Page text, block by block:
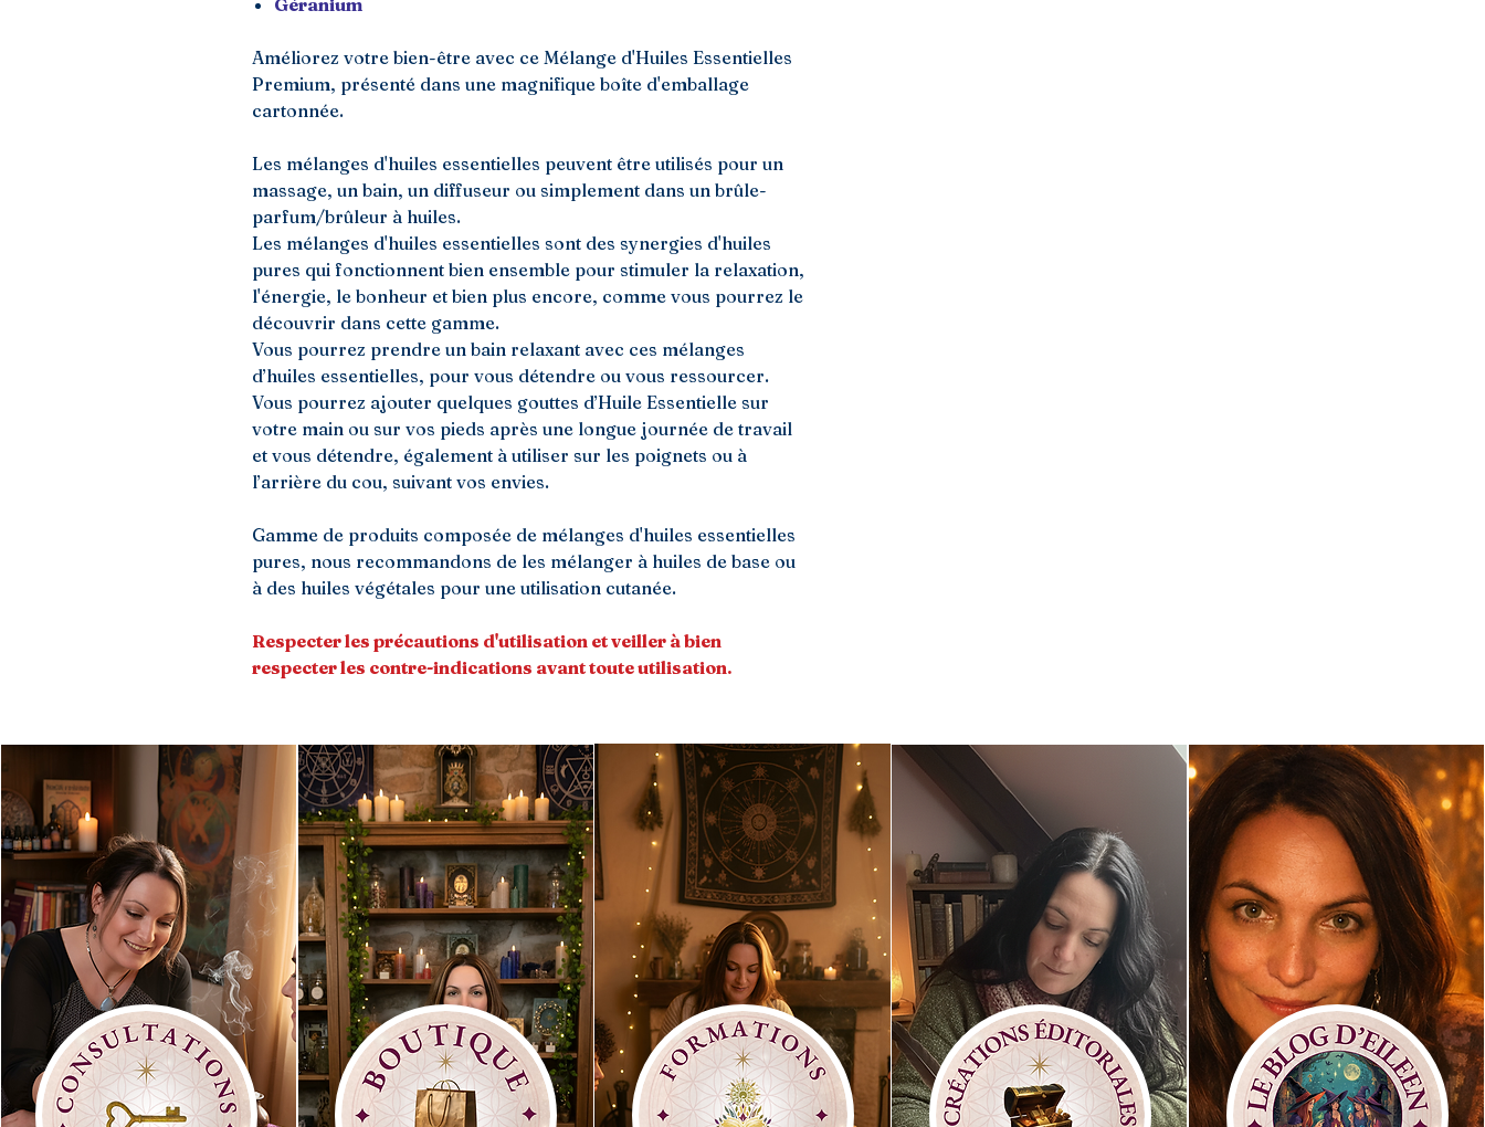
Géranium
Améliorez votre bien-être avec ce Mélange d'Huiles Essentielles
Premium, présenté dans une magnifique boîte d'emballage
cartonnée.
Les mélanges d'huiles essentielles peuvent être utilisés pour un
massage, un bain, un diffuseur ou simplement dans un brûle-
parfum/brûleur à huiles.
Les mélanges d'huiles essentielles sont des synergies d'huiles
pures qui fonctionnent bien ensemble pour stimuler la relaxation,
l'énergie, le bonheur et bien plus encore, comme vous pourrez le
découvrir dans cette gamme.
Vous pourrez prendre un bain relaxant avec ces mélanges
d’huiles essentielles, pour vous détendre ou vous ressourcer.
Vous pourrez ajouter quelques gouttes d’Huile Essentielle sur
votre main ou sur vos pieds après une longue journée de travail
et vous détendre, également à utiliser sur les poignets ou à
l’arrière du cou, suivant vos envies.
Gamme de produits composée de mélanges d'huiles essentielles
pures, nous recommandons de les mélanger à huiles de base ou
à des huiles végétales pour une utilisation cutanée.
Respecter les précautions d'utilisation et veiller à bien
respecter les contre-indications avant toute utilisation.